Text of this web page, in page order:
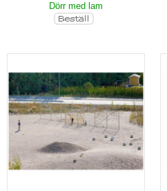
Dörr med lam